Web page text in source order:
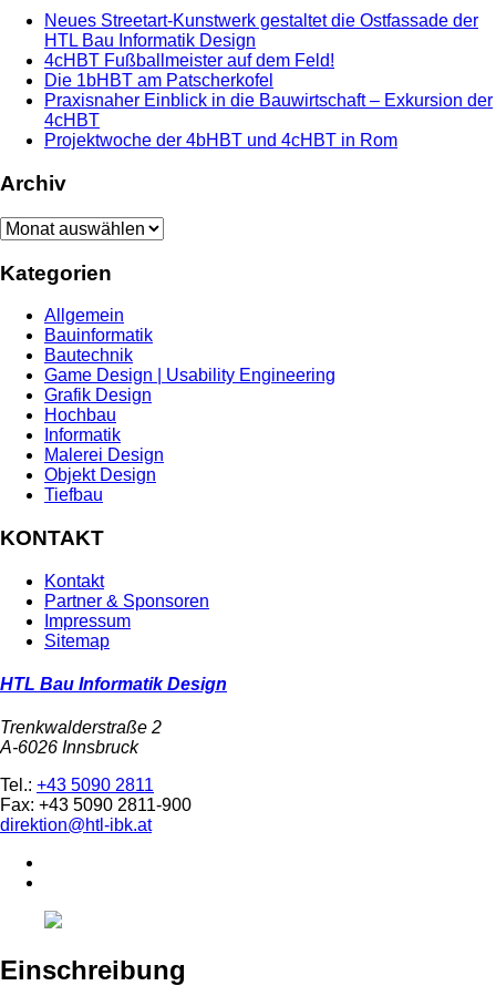
Neues Streetart-Kunstwerk gestaltet die Ostfassade der
HTL Bau Informatik Design
4cHBT Fußballmeister auf dem Feld!
Die 1bHBT am Patscherkofel
Praxisnaher Einblick in die Bauwirtschaft – Exkursion der
4cHBT
Projektwoche der 4bHBT und 4cHBT in Rom
Archiv
Archiv
Kategorien
Allgemein
Bauinformatik
Bautechnik
Game Design | Usability Engineering
Grafik Design
Hochbau
Informatik
Malerei Design
Objekt Design
Tiefbau
KONTAKT
Kontakt
Partner & Sponsoren
Impressum
Sitemap
HTL Bau Informatik Design
Trenkwalderstraße 2
A-6026 Innsbruck
Tel.: +43 5090 2811
Fax: +43 5090 2811-900
direktion@htl-ibk.at
Einschreibung